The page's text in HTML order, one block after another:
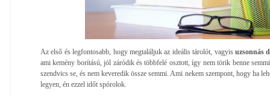
Az első és legfontosabb, hogy megtaláljuk az ideális tárolót, vagyis uzsonnás
ami kemény borítású, jól záródik és többfelé osztott, így nem törik benne
szendvics se, és nem keveredik össze semmi. Ami nekem szempont, hogy ha
legyen, én ezzel időt spórolok.